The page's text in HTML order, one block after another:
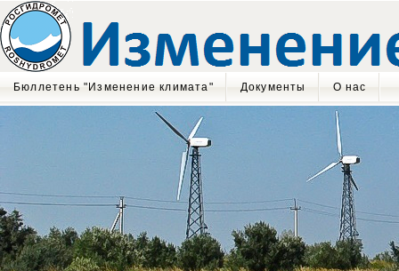
Бюллетень "Изменение климата" Документы О нас